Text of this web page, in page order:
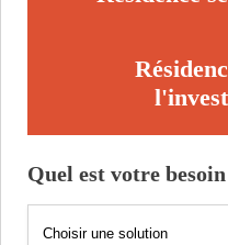
Quel est votre